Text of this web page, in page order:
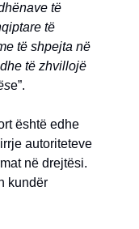
të
të
të shpejta në
të zhvillojë
e”.
është edhe
autoriteteve
në drejtësi.
kundër